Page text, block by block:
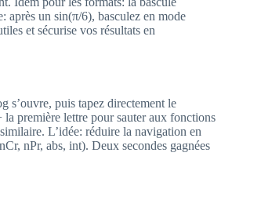
un sin(π/6), basculez en mode
et sécurise vos résultats en
s’ouvre, puis tapez directement le
première lettre pour sauter aux fonctions
L’idée: réduire la navigation en
nPr, abs, int). Deux secondes gagnées